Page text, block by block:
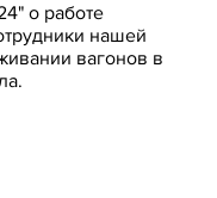
о работе
нашей
вагонов в